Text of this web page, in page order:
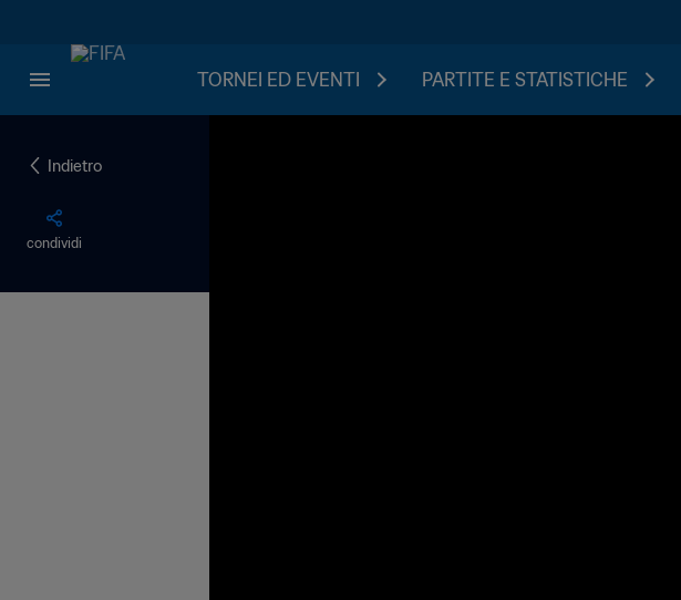
TORNEI ED EVENTI PARTITE E STATISTICHE
Indietro
condividi